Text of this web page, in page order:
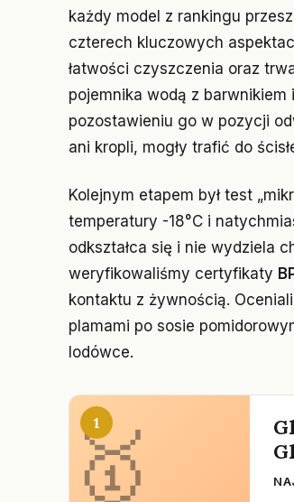
każdy model z rankingu
czterech kluczowych
łatwości czyszczenia oraz
pojemnika wodą z
pozostawieniu go w pozycji
ani kropli, mogły trafić do
Kolejnym etapem był test
temperatury -18°C i
odkształca się i nie wydziela
weryfikowaliśmy certyfikaty
kontaktu z żywnością.
plamami po sosie
lodówce.
1